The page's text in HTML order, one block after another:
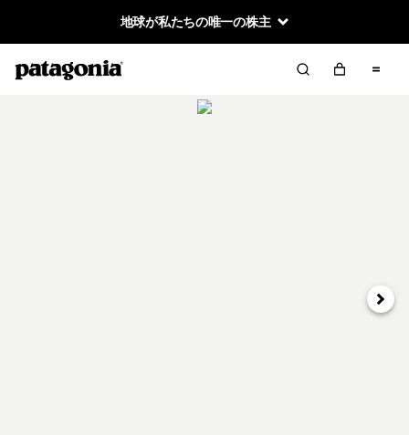
地球が私たちの唯一の株主
次へ